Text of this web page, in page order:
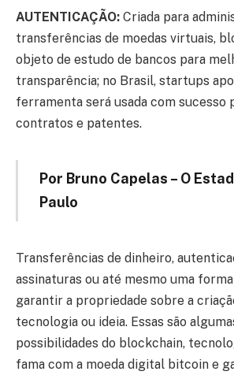
AUTENTICAÇÃO: Criada para
transferências de moedas virtuais,
objeto de estudo de bancos para
transparência; no Brasil, startups
ferramenta será usada com sucesso
contratos e patentes.
Por Bruno Capelas – O
Paulo
Transferências de dinheiro,
assinaturas ou até mesmo uma
garantir a propriedade sobre a
tecnologia ou ideia. Essas são
possibilidades do blockchain,
fama com a moeda digital bitcoin e